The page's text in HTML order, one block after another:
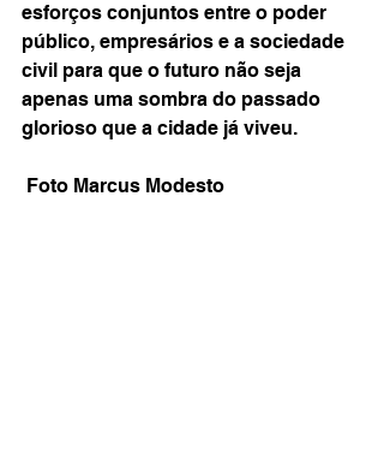
esforços conjuntos entre o poder
público, empresários e a sociedade
civil para que o futuro não seja
apenas uma sombra do passado
glorioso que a cidade já viveu.
Foto Marcus Modesto